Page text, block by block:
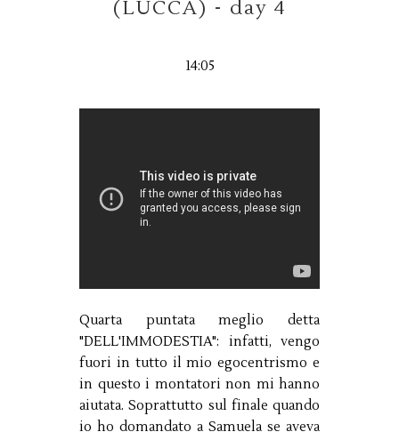
(LUCCA) - day 4
14:05
Quarta puntata meglio detta
"DELL'IMMODESTIA": infatti, vengo
fuori in tutto il mio egocentrismo e
in questo i montatori non mi hanno
aiutata. Soprattutto sul finale quando
io ho domandato a Samuela se aveva